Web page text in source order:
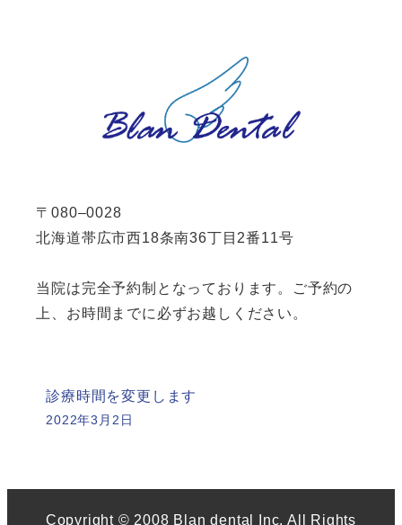
〒080–0028
北海道帯広市西18条南36丁目2番11号
当院は完全予約制となっております。ご予約の
上、お時間までに必ずお越しください。
診療時間を変更します
2022年3月2日
Copyright © 2008 Blan dental Inc. All Rights